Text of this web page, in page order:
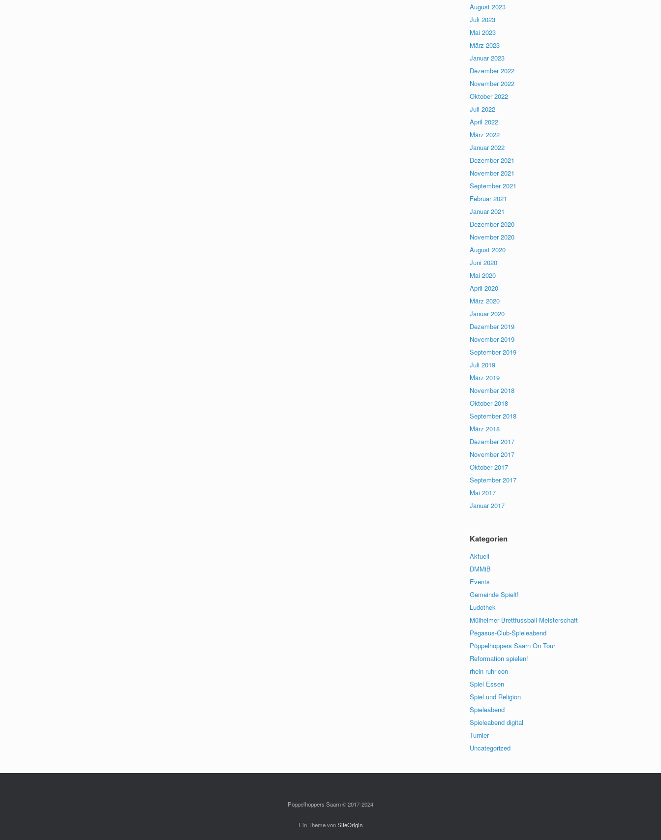
August 2023
Juli 2023
Mai 2023
März 2023
Januar 2023
Dezember 2022
November 2022
Oktober 2022
Juli 2022
April 2022
März 2022
Januar 2022
Dezember 2021
November 2021
September 2021
Februar 2021
Januar 2021
Dezember 2020
November 2020
August 2020
Juni 2020
Mai 2020
April 2020
März 2020
Januar 2020
Dezember 2019
November 2019
September 2019
Juli 2019
März 2019
November 2018
Oktober 2018
September 2018
März 2018
Dezember 2017
November 2017
Oktober 2017
September 2017
Mai 2017
Januar 2017
Kategorien
Aktuell
DMMiB
Events
Gemeinde Spielt!
Ludothek
Mülheimer Brettfussball-Meisterschaft
Pegasus-Club-Spieleabend
Pöppelhoppers Saarn On Tour
Reformation spielen!
rhein-ruhr-con
Spiel Essen
Spiel und Religion
Spieleabend
Spieleabend digital
Turnier
Uncategorized
Pöppelhoppers Saarn © 2017-2024
Ein Theme vonSiteOrigin